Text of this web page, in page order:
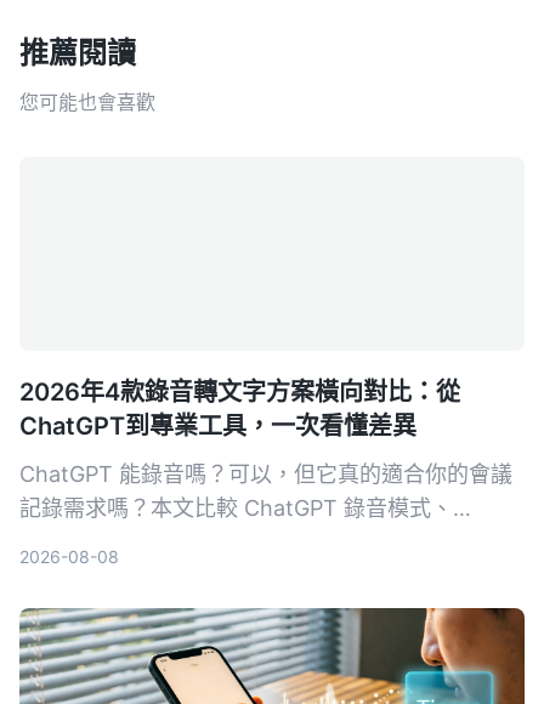
推薦閱讀
您可能也會喜歡
2026年4款錄音轉文字方案橫向對比：從
ChatGPT到專業工具，一次看懂差異
ChatGPT 能錄音嗎？可以，但它真的適合你的會議
記錄需求嗎？本文比較 ChatGPT 錄音模式、
到真正省時的錄音轉文字工具。
2026-08-08